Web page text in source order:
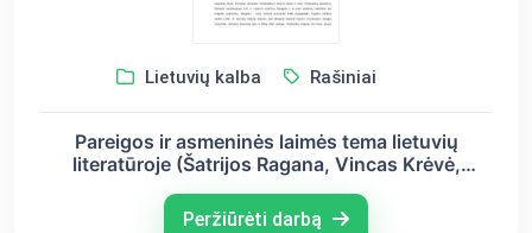
Lietuvių kalba Rašiniai
Pareigos ir asmeninės laimės tema lietuvių
literatūroje (Šatrijos Ragana, Vincas Krėvė,
Peržiūrėti darbą